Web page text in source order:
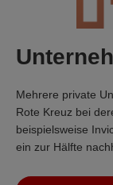
Mehrere private
Rote Kreuz bei
beispielsweise
ein zur Hälfte